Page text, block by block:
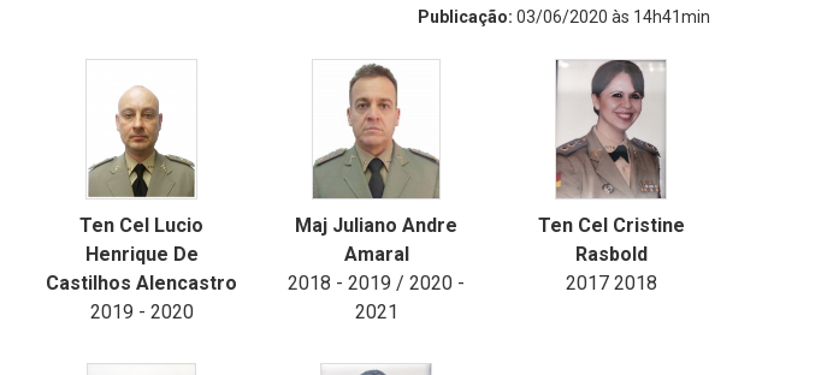
Publicação: 03/06/2020 às 14h41min
Ten Cel Lucio
Henrique De
Castilhos Alencastro
2019 - 2020
Maj Juliano Andre
Amaral
2018 - 2019 / 2020 -
2021
Ten Cel Cristine
Rasbold
2017 2018